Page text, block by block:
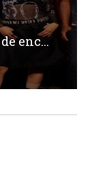
enc...